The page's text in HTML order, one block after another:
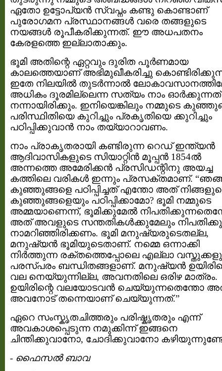
ഏതോ ഉട്ടോപ്യന്‍ സ്വപ്നം കണ്ടു കൊണ്ടാണ്
പുരോഗമന പ്രസ്ഥാനങ്ങള്‍ വരെ തങ്ങളുടെ
നയങ്ങള്‍ രൂപീകരിക്കുന്നത്. ഈ അധപതനം
കേരളത്തെ ഇല്ലാതാക്കും.
ഭൂമി അതിന്റെ ഏറ്റവും ദുരിത പൂര്‍ണമായ
കാലത്തെയാണ് അഭിമുഖീകരിച്ചു
ഇതേ നിലയില്‍ തുടര്‍ന്നാല്‍
അധികം ദൂരമില്ലെന്ന സത്യം നാം ഓര്‍ക്കുന്നത്
നന്നായിരിക്കും. ഇനിയെങ്കിലും നമ്മുടെ
പരിസ്ഥിതിയെ കുറിച്ചും പ്രകൃതിയെ ക്കുറിച്ചും
പഠിപ്പിക്കുവാന്‍ നാം തയ്യാറാവണം.
നാം പ്രാകൃതരായി കണ്ടിരുന്ന റെഡ്‌ ഇന്ത്യന്‍
ആദിവാസികളുടെ സിയാറ്റിന്‍ മൂപ്പന്‍ 1854ല്‍
അന്നത്തെ അമേരിക്കന്‍ പ്രസിഡന്റിനു അയച്ച
കത്തിലെ വരികള്‍ ഇന്നും പ്രസക്തമാണ്.
കുഞ്ഞുങ്ങളെ പഠിപ്പിച്ചത് എന്തോ അത്
കുഞ്ഞുങ്ങളെയും പഠിപ്പിക്കാമോ? ഭൂമി നമ്മുടെ
അമ്മയാണെന്ന്, ഭൂമിക്കുമേല്‍
അത് അവളുടെ സന്തതികള്‍ക്കുമേലും
നാമറിഞ്ഞിരിക്കണം. ഭൂമി മനുഷ്യരുടെതല്ല,
മനുഷ്യന്‍ ഭൂമിയുടെതാണ്. നമ്മെ ഒന്നാക്കി
നിര്‍ത്തുന്ന രക്തത്തെപ്പോലെ എല്ലാ
പരസ്പരം ബന്ധിതങ്ങളാണ്. മനുഷ്യന്‍
വല നെയ്യുന്നില്ല, അവനതിലെ ഒരിഴ മാത്രം.
ഉയിരിന്റെ വലയോടവന്‍ ചെയ്യുന്നതെന്തോ
അവനോട് തന്നെയാണ് ചെയ്യുന്നത്.”
ഏറെ സംസ്കൃതചിത്തരും പരിഷ്കൃതരും എന്ന്
അവകാശപ്പെടുന്ന നമുക്കിന്ന് ഇങ്ങനെ
ചിന്തിക്കുവാനോ, ചോദിക്കുവാനോ
- ഫൈസല്‍ ബാവ